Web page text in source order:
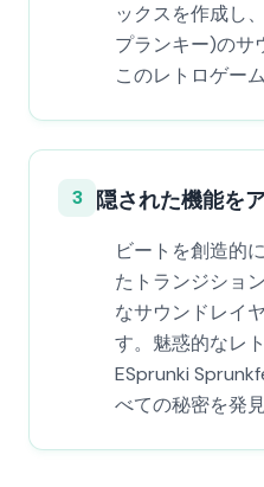
ックスを作成し
プランキー)のサ
このレトロゲー
3 隠された機能を
ビートを創造的
たトランジショ
なサウンドレイ
す。魅惑的なレ
ESprunki
べての秘密を発